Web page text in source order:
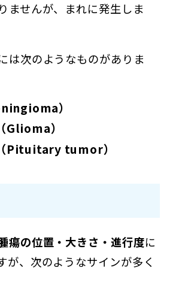
ませんが、まれに発生しま
は次のようなものがありま
）
Glioma）
Pituitary tumor）
瘍の位置・大きさ・進行度に
が、次のようなサインが多く